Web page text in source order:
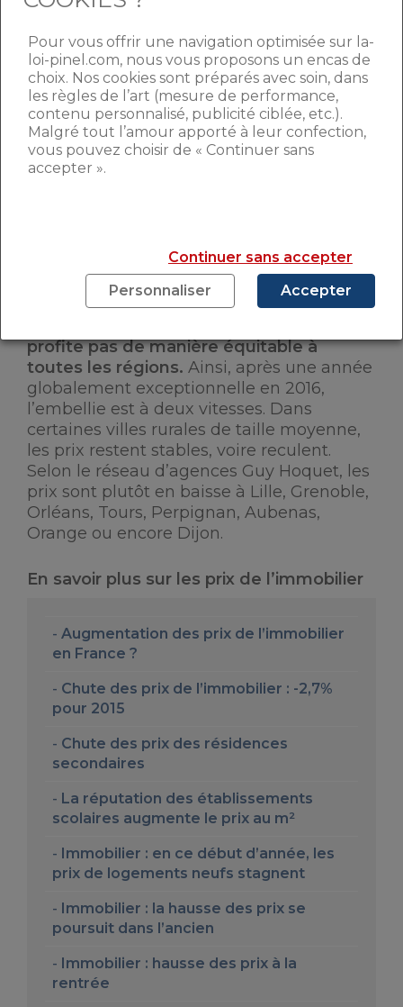
2016, sur plus de 120 000 PTZ distribués,
22 500 ont été enregistrés pour l’achat
d’un bien ancien, contre seulement 3 200
en 2015. Cependant la Fédération
considère qu’il s’agit d’un succès en
trompe l’œil, car ce dispositif n’a pas
profité aux villes les plus tendues, comme
ruraux de la zone C, qui ont enregistré 60
% des délivrances », commente-t-elle sur
profite pas de manière équitable à
toutes les régions. Ainsi, après une année
globalement exceptionnelle en 2016,
l’embellie est à deux vitesses. Dans
certaines villes rurales de taille moyenne,
les prix restent stables, voire reculent.
Selon le réseau d’agences Guy Hoquet, les
prix sont plutôt en baisse à Lille, Grenoble,
Orléans, Tours, Perpignan, Aubenas,
Orange ou encore Dijon.
En savoir plus sur les prix de l’immobilier
Augmentation des prix de l’immobilier
en France ?
Chute des prix de l’immobilier : -2,7%
pour 2015
Chute des prix des résidences
secondaires
La réputation des établissements
scolaires augmente le prix au m²
Immobilier : en ce début d’année, les
prix de logements neufs stagnent
Immobilier : la hausse des prix se
poursuit dans l’ancien
Immobilier : hausse des prix à la
rentrée
Pour vous offrir une navigation optimisée sur la-
loi-pinel.com, nous vous proposons un encas de
choix. Nos cookies sont préparés avec soin, dans
les règles de l’art (mesure de performance,
contenu personnalisé, publicité ciblée, etc.).
Malgré tout l’amour apporté à leur confection,
vous pouvez choisir de « Continuer sans
accepter ».
Continuer sans accepter
Personnaliser
Accepter